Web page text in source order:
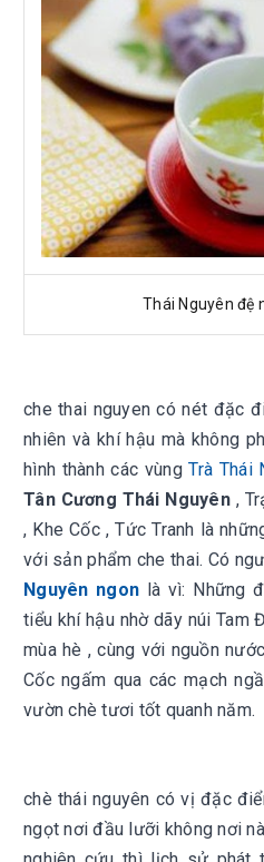
Thái Nguyên đệ
che thai nguyen có nét đặc
nhiên và khí hậu mà không
hình thành các vùngTrà Thái
Tân Cương Thái Nguyên,
, Khe Cốc , Tức Tranh là
với sản phẩm che thai. Có
Nguyên ngon là vì: Những
tiểu khí hậu nhờ dãy núi Tam
mùa hè , cùng với nguồn
Cốc ngấm qua các mạch
vườn chè tươi tốt quanh năm.
chè thái nguyên có vị đặc
ngọt nơi đầu lưỡi không nơi